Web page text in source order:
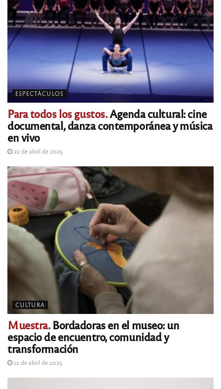
ESPECTÁCULOS
Para todos los gustos.Agenda cultural: cine
documental, danza contemporánea y música
en vivo
22 de abril de 2025
CULTURA
Muestra.Bordadoras en el museo: un
espacio de encuentro, comunidad y
transformación
12 de abril de 2025